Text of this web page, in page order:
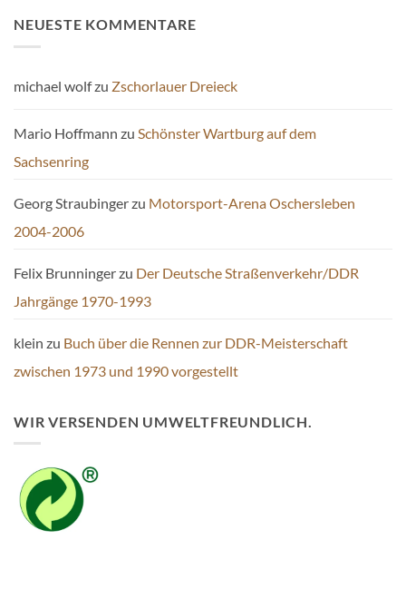
NEUESTE KOMMENTARE
michael wolfzu Zschorlauer Dreieck
Mario Hoffmann zu Schönster Wartburg auf dem
Sachsenring
Georg Straubingerzu Motorsport-Arena Oschersleben
2004-2006
Felix Brunningerzu Der Deutsche Straßenverkehr/DDR
Jahrgänge 1970-1993
klein zu Buch über die Rennen zur DDR-Meisterschaft
zwischen 1973 und 1990 vorgestellt
WIR VERSENDEN UMWELTFREUNDLICH.